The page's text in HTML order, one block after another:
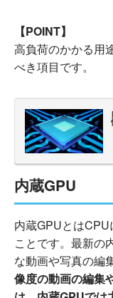
【POINT】
高負荷のかかる用
べき項目です。
内蔵GPU
内蔵GPUとは
ことです。最新の
な動画や写真の編
像度の動画の編集